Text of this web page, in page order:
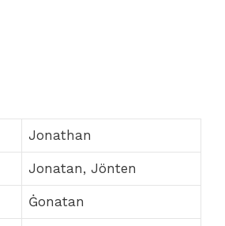
Jonathan
Jonatan, Jönten
Ġonatan